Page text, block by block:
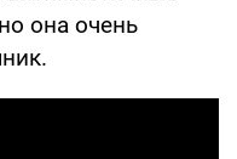
она очень